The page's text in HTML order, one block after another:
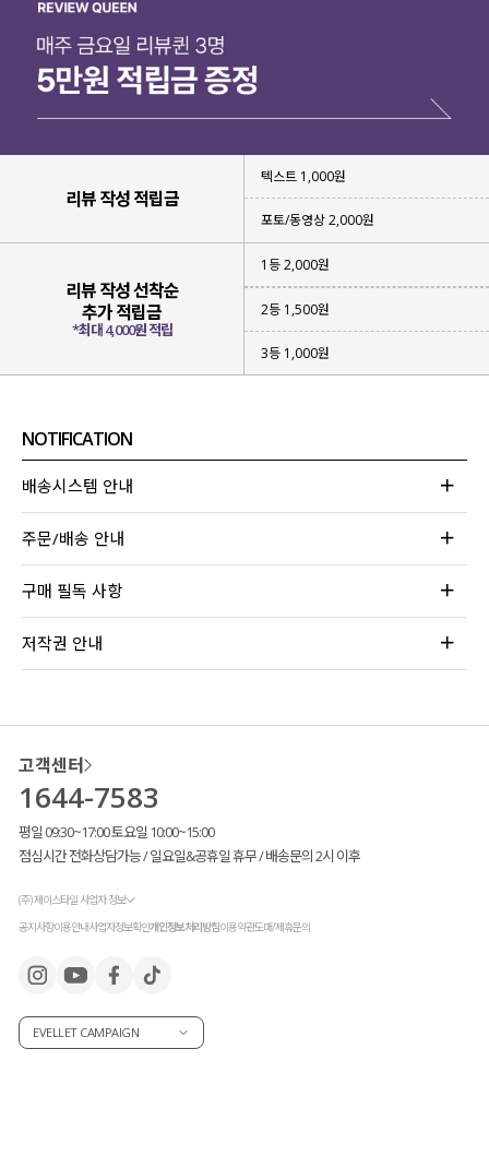
리뷰 작성 적립금
텍스트 1,000원
포토/동영상 2,000원
리뷰 작성 선착순
추가 적립금
*최대 4,000원 적립
1등 2,000원
2등 1,500원
3등 1,000원
NOTIFICATION
배송시스템 안내
주문/배송 안내
구매 필독 사항
저작권 안내
고객센터
1644-7583
평일 09:30~17:00 토요일 10:00~15:00
점심시간 전화상담가능 / 일요일&공휴일 휴무 / 배송문의 2시 이후
(주) 제이스타일 사업자 정보
공지사항이용안내사업자정보확인개인정보처리방침이용약관도매/제휴문의
EVELLET CAMPAIGN